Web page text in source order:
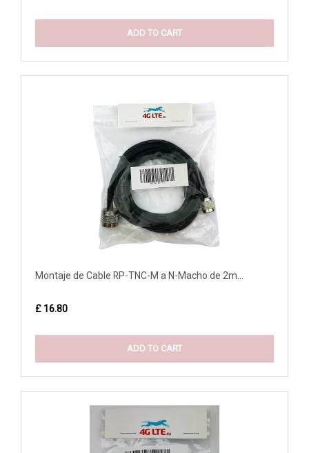
ADD TO CART
Montaje de Cable RP-TNC-M a N-Macho de 2m...
£ 16.80
ADD TO CART